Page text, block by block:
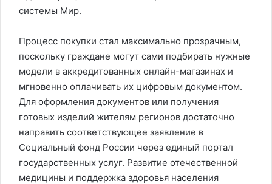
системы Мир.
Процесс покупки стал максимально прозрачным,
поскольку граждане могут сами подбирать нужные
модели в аккредитованных онлайн-магазинах и
мгновенно оплачивать их цифровым документом.
Для оформления документов или получения
готовых изделий жителям регионов достаточно
направить соответствующее заявление в
Социальный фонд России через единый портал
государственных услуг. Развитие отечественной
медицины и поддержка здоровья населения